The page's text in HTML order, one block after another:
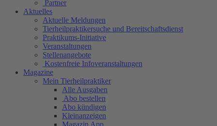
Partner
Aktuelles
Aktuelle Meldungen
Tierheilpraktikersuche und Bereitschaftsdienst
Praktikums-Initiative
Veranstaltungen
Stellenangebote
Kostenfreie Infoveranstaltungen
Magazine
Mein Tierheilpraktiker
Alle Ausgaben
Abo bestellen
Abo kündigen
Kleinanzeigen
Magazin App